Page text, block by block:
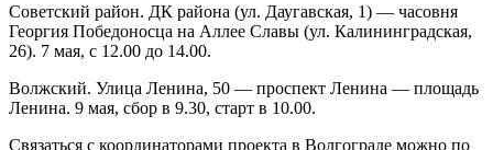
Советский район. ДК района (ул. Даугавская, 1) — часовня
Георгия Победоносца на Аллее Славы (ул. Калининградская,
26). 7 мая, с 12.00 до 14.00.
Волжский. Улица Ленина, 50 — проспект Ленина — площадь
Ленина. 9 мая, сбор в 9.30, старт в 10.00.
Связаться с координаторами проекта в Волгограде можно по